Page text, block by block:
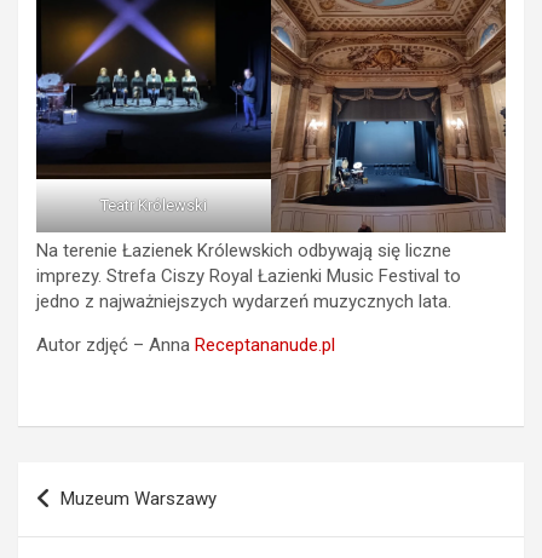
Teatr Królewski
Na terenie Łazienek Królewskich odbywają się liczne
imprezy. Strefa Ciszy Royal Łazienki Music Festival to
jedno z najważniejszych wydarzeń muzycznych lata.
Autor zdjęć – Anna Receptananude.pl
Nawigacja
wpisu
Muzeum Warszawy